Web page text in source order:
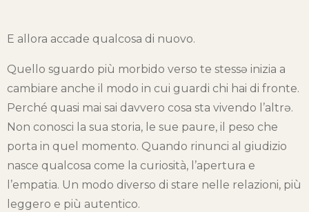
E allora accade qualcosa di nuovo.
Quello sguardo più morbido verso te stessə inizia a
cambiare anche il modo in cui guardi chi hai di fronte.
Perché quasi mai sai davvero cosa sta vivendo l’altrə.
Non conosci la sua storia, le sue paure, il peso che
porta in quel momento. Quando rinunci al giudizio
nasce qualcosa come la curiosità, l’apertura e
l’empatia. Un modo diverso di stare nelle relazioni, più
leggero e più autentico.